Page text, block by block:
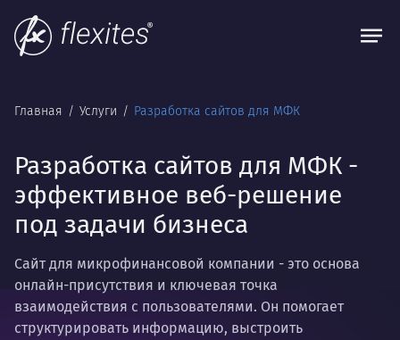
Главная Услуги Разработка сайтов для МФК
Разработка сайтов для МФК -
эффективное веб-решение
под задачи бизнеса
Сайт для микрофинансовой компании - это основа
онлайн-присутствия и ключевая точка
взаимодействия с пользователями. Он помогает
структурировать информацию, выстроить